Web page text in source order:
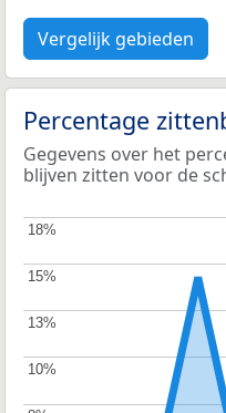
Vergelijk gebieden
Percentage
Gegevens over het
blijven zitten voor de
10%
10%
13%
13%
15%
15%
18%
18%